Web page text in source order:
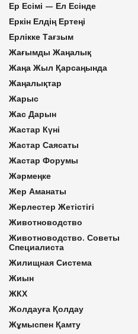
Ер Есімі — Ел Есінде
Еркін Елдің Ертеңі
Ерлікке Тағзым
Жағымды Жаңалық
Жаңа Жыл Қарсаңында
Жаңалықтар
Жарыс
Жас Дарын
Жастар Күні
Жастар Саясаты
Жастар Форумы
Жәрмеңке
Жер Аманаты
Жерлестер Жетістігі
Животноводство
Животноводство. Советы
Специалиста
Жилищная Система
Жиын
ЖКХ
Жолдауға Қолдау
Жұмыспен Қамту